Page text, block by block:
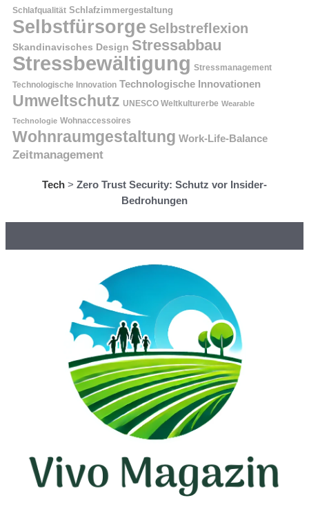
Schlafqualität Schlafzimmergestaltung
Selbstfürsorge Selbstreflexion
Skandinavisches Design Stressabbau
Stressbewältigung Stressmanagement
Technologische Innovation Technologische Innovationen
Umweltschutz UNESCO Weltkulturerbe Wearable
Technologie Wohnaccessoires
Wohnraumgestaltung Work-Life-Balance
Zeitmanagement
Tech > Zero Trust Security: Schutz vor Insider-
Bedrohungen